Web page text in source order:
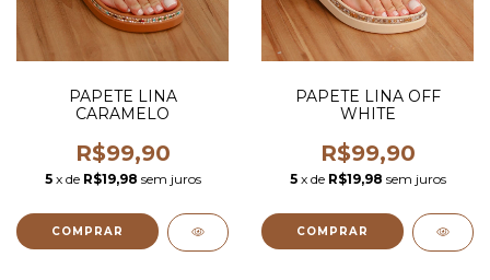
PAPETE LINA
CARAMELO
R$99,90
5 x de R$19,98 sem juros
COMPRAR
PAPETE LINA OFF
WHITE
R$99,90
5 x de R$19,98 sem juros
COMPRAR